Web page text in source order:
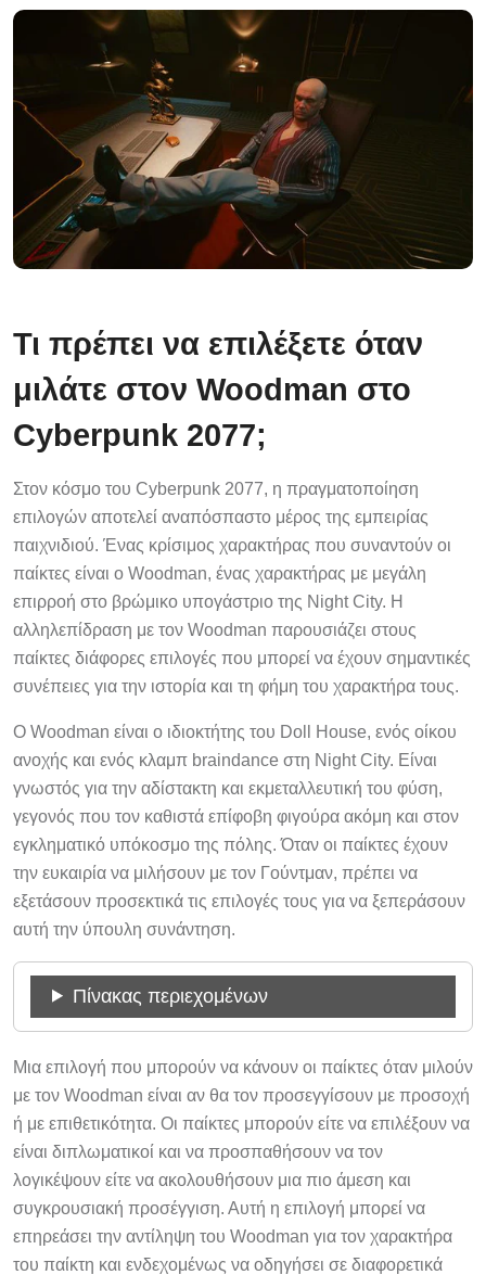
Τι πρέπει να επιλέξετε όταν
μιλάτε στον Woodman στο
Cyberpunk 2077;
Στον κόσμο του Cyberpunk 2077, η πραγματοποίηση
επιλογών αποτελεί αναπόσπαστο μέρος της εμπειρίας
παιχνιδιού. Ένας κρίσιμος χαρακτήρας που συναντούν οι
παίκτες είναι ο Woodman, ένας χαρακτήρας με μεγάλη
επιρροή στο βρώμικο υπογάστριο της Night City. Η
αλληλεπίδραση με τον Woodman παρουσιάζει στους
παίκτες διάφορες επιλογές που μπορεί να έχουν σημαντικές
συνέπειες για την ιστορία και τη φήμη του χαρακτήρα τους.
Ο Woodman είναι ο ιδιοκτήτης του Doll House, ενός οίκου
ανοχής και ενός κλαμπ braindance στη Night City. Είναι
γνωστός για την αδίστακτη και εκμεταλλευτική του φύση,
γεγονός που τον καθιστά επίφοβη φιγούρα ακόμη και στον
εγκληματικό υπόκοσμο της πόλης. Όταν οι παίκτες έχουν
την ευκαιρία να μιλήσουν με τον Γούντμαν, πρέπει να
εξετάσουν προσεκτικά τις επιλογές τους για να ξεπεράσουν
αυτή την ύπουλη συνάντηση.
Πίνακας περιεχομένων
Μια επιλογή που μπορούν να κάνουν οι παίκτες όταν μιλούν
με τον Woodman είναι αν θα τον προσεγγίσουν με προσοχή
ή με επιθετικότητα. Οι παίκτες μπορούν είτε να επιλέξουν να
είναι διπλωματικοί και να προσπαθήσουν να τον
λογικέψουν είτε να ακολουθήσουν μια πιο άμεση και
συγκρουσιακή προσέγγιση. Αυτή η επιλογή μπορεί να
επηρεάσει την αντίληψη του Woodman για τον χαρακτήρα
του παίκτη και ενδεχομένως να οδηγήσει σε διαφορετικά